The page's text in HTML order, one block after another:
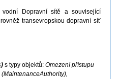
vodní Dopravní sítě a související
transevropskou dopravní síť
s typy objektů: Omezení přístupu